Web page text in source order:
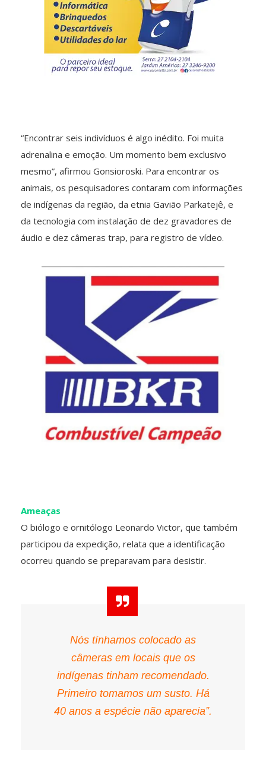
“Encontrar seis indivíduos é algo inédito. Foi muita
adrenalina e emoção. Um momento bem exclusivo
mesmo”, afirmou Gonsioroski. Para encontrar os
animais, os pesquisadores contaram com informações
de indígenas da região, da etnia Gavião Parkatejê, e
da tecnologia com instalação de dez gravadores de
áudio e dez câmeras trap, para registro de vídeo.
Ameaças
O biólogo e ornitólogo Leonardo Victor, que também
participou da expedição, relata que a identificação
ocorreu quando se preparavam para desistir.
Nós tínhamos colocado as
câmeras em locais que os
indígenas tinham recomendado.
Primeiro tomamos um susto. Há
40 anos a espécie não aparecia”.